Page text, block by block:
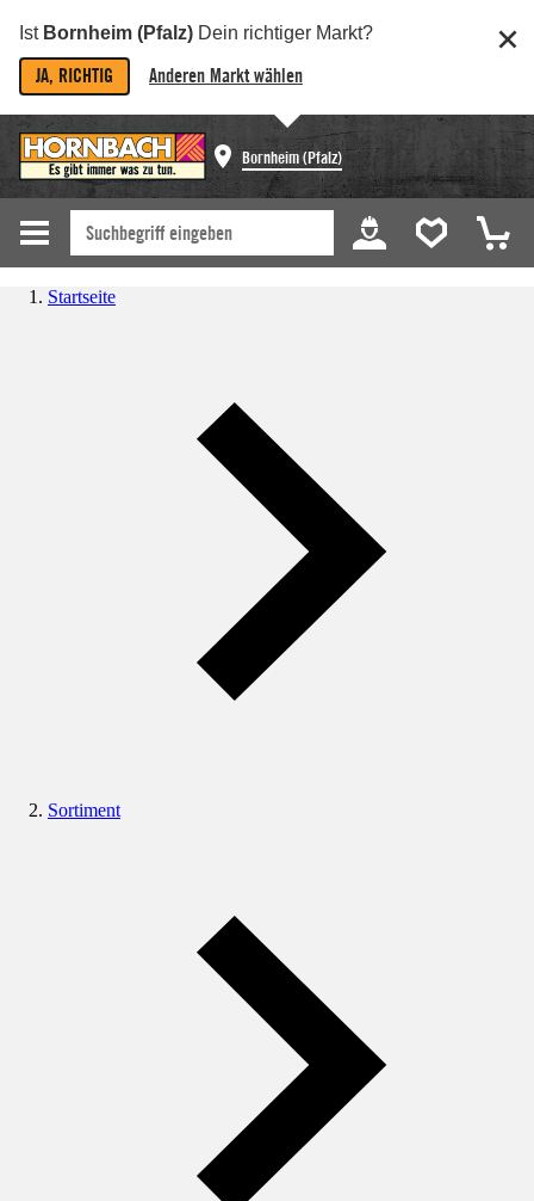
Ist Bornheim (Pfalz) Dein richtiger Markt?
JA, RICHTIG Anderen Markt wählen
Bornheim (Pfalz)
Startseite
Sortiment